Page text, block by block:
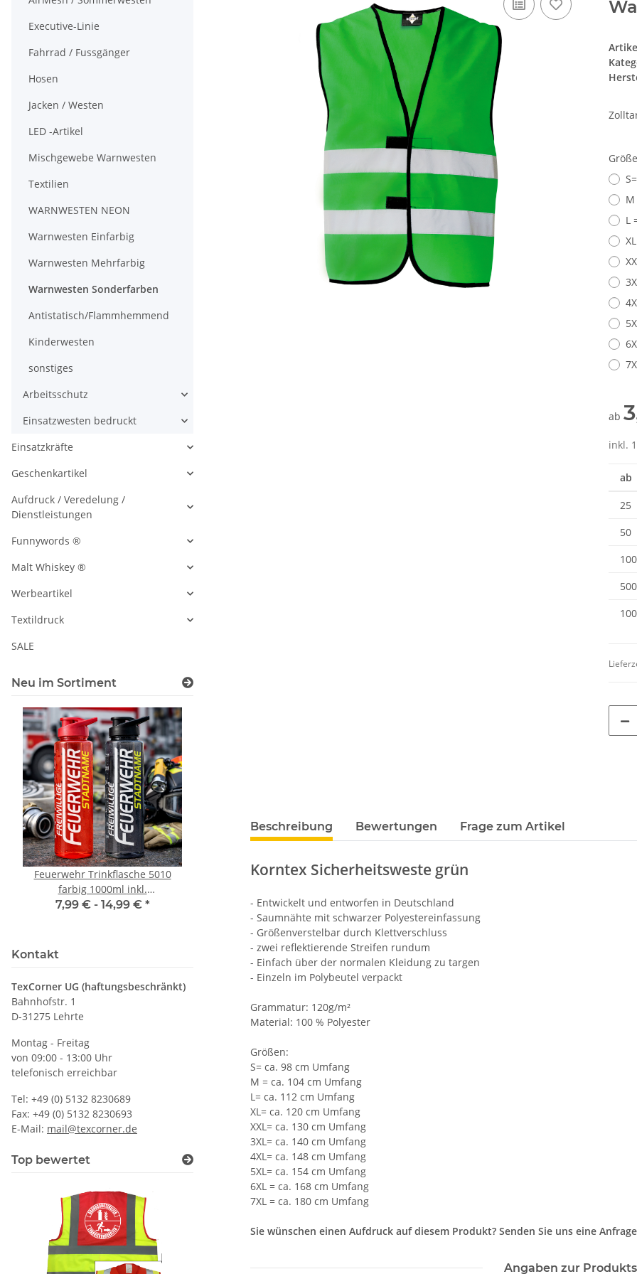
Größe
L
ab
inkl.
ab
25
50
100
500
Beschreibung Bewertungen Frage zum Artikel
Korntex Sicherheitsweste grün
- Entwickelt und entworfen in Deutschland
- Saumnähte mit schwarzer Polyestereinfassung
- Größenverstelbar durch Klettverschluss
- zwei reflektierende Streifen rundum
- Einfach über der normalen Kleidung zu targen
- Einzeln im Polybeutel verpackt
Grammatur: 120g/m²
Material: 100 % Polyester
Größen:
S= ca. 98 cm Umfang
M = ca. 104 cm Umfang
L= ca. 112 cm Umfang
XL= ca. 120 cm Umfang
XXL= ca. 130 cm Umfang
3XL= ca. 140 cm Umfang
4XL= ca. 148 cm Umfang
5XL= ca. 154 cm Umfang
6XL = ca. 168 cm Umfang
7XL = ca. 180 cm Umfang
Sie wünschen einen Aufdruck auf diesem Produkt? Senden Sie uns eine
Angaben zur
Executive-Linie
Fahrrad / Fussgänger
Hosen
Jacken / Westen
LED -Artikel
Mischgewebe Warnwesten
Textilien
WARNWESTEN NEON
Warnwesten Einfarbig
Warnwesten Mehrfarbig
Warnwesten Sonderfarben
Antistatisch/Flammhemmend
Kinderwesten
sonstiges
Arbeitsschutz
Einsatzwesten bedruckt
Einsatzkräfte
Geschenkartikel
Aufdruck / Veredelung /
Dienstleistungen
Funnywords ®
Malt Whiskey ®
Werbeartikel
Textildruck
SALE
Neu im Sortiment
Feuerwehr Trinkflasche 5010
farbig 1000ml inkl.
Wunschnamen
7,99 € - 14,99 € *
LEITUNG SAMMELSTELLE
vielen Taschen S-3XL
ab11,17 € *
10x T-Shirt Herren weiß,
Rundhals mit EINER
Druckposition CMYK
79,90 €
Kontakt
TexCorner UG (haftungsbeschränkt)
Bahnhofstr. 1
D-31275 Lehrte
Montag - Freitag
von 09:00 - 13:00 Uhr
telefonisch erreichbar
Tel: +49 (0) 5132 8230689
Fax: +49 (0) 5132 8230693
E-Mail: mail@texcorner.de
Top bewertet